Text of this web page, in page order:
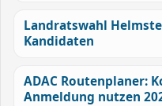
Landratswahl
Kandidaten
ADAC Routenplaner:
Anmeldung nutzen